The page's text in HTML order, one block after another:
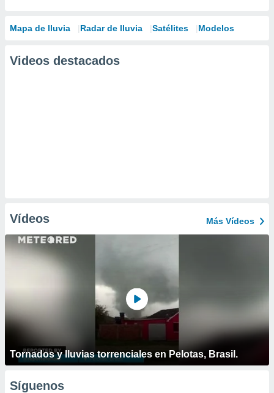
Mapa de lluvia Radar de lluvia Satélites Modelos
Videos destacados
Vídeos Más Vídeos
Tornados y lluvias torrenciales en Pelotas, Brasil.
Síguenos